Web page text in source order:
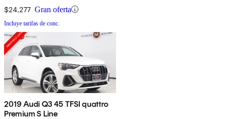
$24,277 Gran oferta
Incluye tarifas de conc.
2019 Audi Q3 45 TFSI quattro
Premium S Line